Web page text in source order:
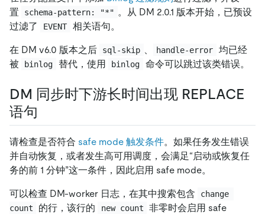
置
schema-pattern: "*" 。从 DM 2.0.1 版本开始，已预设
过滤了
EVENT 相关语句。
在 DM v6.0 版本之后 sql-skip handle-error
均已经
被
binlog 替代，使用 binlog 命令可以跳过该类错误。
DM 同步时下游长时间出现 REPLACE
语句
请检查是否符合 safe mode 触发条件。如果任务发生错误
并自动恢复，或者发生高可用调度，会满足“启动或恢复任
务的前 1 分钟”这一条件，因此启用 safe mode。
可以检查 DM-worker 日志，在其中搜索包含
change
count
的行，该行的 new count
非零时会启用 safe